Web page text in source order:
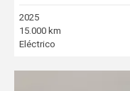
2025
15.000 km
Eléctrico